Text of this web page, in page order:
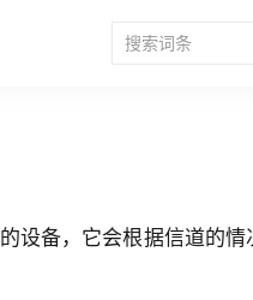
的设备，它会根据信道的